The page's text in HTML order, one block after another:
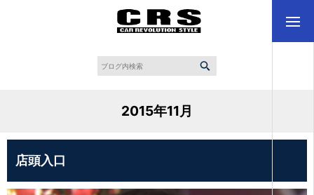
2015年11月
店頭入口